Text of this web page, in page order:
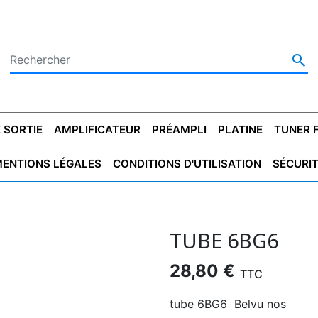

AMPLIFICATEUR PRÉAMPLI PLATINE TUNER
LÉGALES CONDITIONS D'UTILISATION
TUBE 6BG6
28,80 € TTC
tube 6BG6 Belvu nos